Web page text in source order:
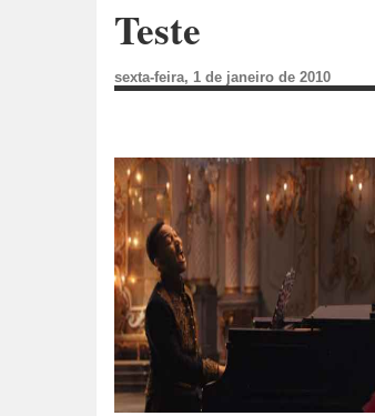
Teste
sexta-feira, 1 de janeiro de 2010